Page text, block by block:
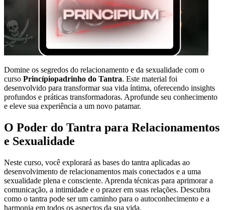
Domine os segredos do relacionamento e da sexualidade com o
curso Princípiopadrinho do Tantra. Este material foi
desenvolvido para transformar sua vida íntima, oferecendo insights
profundos e práticas transformadoras. Aprofunde seu conhecimento
e eleve sua experiência a um novo patamar.
O Poder do Tantra para Relacionamentos
e Sexualidade
Neste curso, você explorará as bases do tantra aplicadas ao
desenvolvimento de relacionamentos mais conectados e a uma
sexualidade plena e consciente. Aprenda técnicas para aprimorar a
comunicação, a intimidade e o prazer em suas relações. Descubra
como o tantra pode ser um caminho para o autoconhecimento e a
harmonia em todos os aspectos da sua vida.